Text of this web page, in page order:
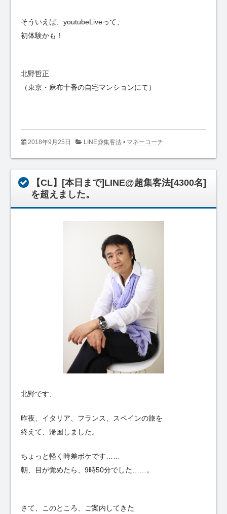
そういえば、youtubeLiveって、
初体験かも！
北野哲正
（東京・麻布十番の自宅マンションにて）
2018年9月25日 LINE@集客法 • マネーコーチ
【CL】[本日まで]LINE@超集客法[4300名]
を超えました。
北野です、
昨夜、イタリア、フランス、スペインの旅を
終えて、帰国しました。
ちょっと軽く時差ボケです……
朝、目が覚めたら、9時50分でした……。
さて、このところ、ご案内してきた